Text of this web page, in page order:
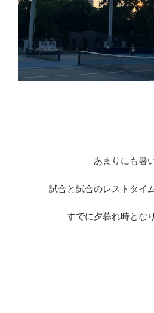
あまりにも暑
試合と試合のレストタイ
すでに夕暮れ時とな